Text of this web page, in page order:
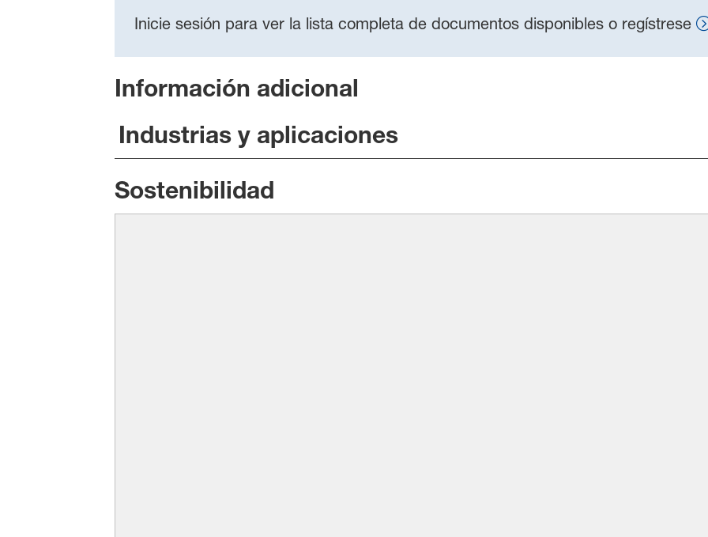
Inicie sesión para ver la lista completa de documentos disponibles o regístrese
Información adicional
Industrias y aplicaciones
Sostenibilidad